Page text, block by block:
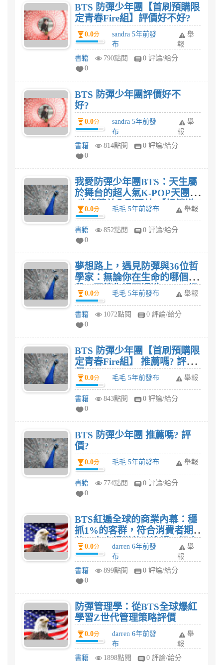
錄精美彩照+隨書搭贈明信片)
推薦嗎? 評價?
BTS 防彈少年團【首刷預購限
定青春Fire組】評價好不好?
0.0分
sandra 5年前發
布
舉
報
書籍
790點閱
0 評論/給分
0
BTS 防彈少年團評價好不
好?
0.0分
sandra 5年前發
布
舉
報
書籍
814點閱
0 評論/給分
0
我愛防彈少年團BTS：天生屬
於舞台的超人氣K-POP天團
(收錄精美全彩照片)【暢銷增
訂版 】 推薦嗎? 評價?
0.0分 毛毛 5年前發布 舉報
書籍 852點閱
0 評論/給分
0
夢想路上，遇見防彈與36位哲
學家：無論你在生命的哪個階
段，不管你認不認識BTS，都
可以在本書找到築夢的勇氣、
愛自己的力量!★隨書贈送BTS
七位成員的個人哲學小卡(隨機
0.0分 毛毛 5年前發布 舉報
書籍 1072點閱
0 評論/給分
0
BTS 防彈少年團【首刷預購限
定青春Fire組】 推薦嗎? 評
價?0.0分 毛毛 5年前發布 舉報
書籍 843點閱
0 評論/給分
0
BTS 防彈少年團 推薦嗎? 評
價?
0.0分 毛毛 5年前發布 舉報
書籍 774點閱
0 評論/給分
0
BTS紅遍全球的商業內幕：穩
抓1%的客群，符合消費者期
待，在市場變熱時進場，把自
己變成平台!評價
0.0分
darren 6年前發
布
舉
報
書籍
899點閱
0 評論/給分
0
防彈管理學：從BTS全球爆紅
學習Z世代管理策略評價
0.0分
darren 6年前發
布
舉
報
書籍
1898點閱
0 評論/給分